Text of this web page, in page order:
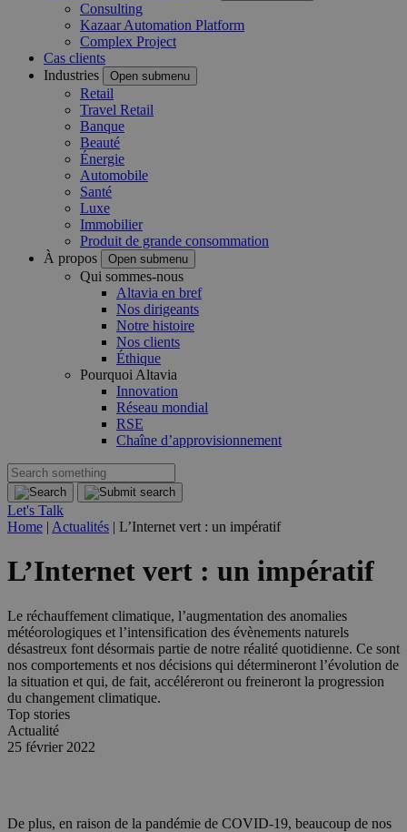
Consulting
Kazaar Automation Platform
Complex Project
Cas clients
Industries
Open submenu
Retail
Travel Retail
Banque
Beauté
Énergie
Automobile
Santé
Luxe
Immobilier
Produit de grande consommation
À propos
Open submenu
Qui sommes-nous
Altavia en bref
Nos dirigeants
Notre histoire
Nos clients
Éthique
Pourquoi Altavia
Innovation
Réseau mondial
RSE
Chaîne d’approvisionnement
Let's Talk
Home | Actualités | L’Internet vert : un impératif
L’Internet vert : un impératif
Le réchauffement climatique, l’augmentation des anomalies
météorologiques et l’intensification des évènements naturels
désastreux font désormais partie de notre réalité quotidienne. Ce sont
nos comportements et nos décisions qui détermineront l’évolution de
la situation et qui, de fait, accéléreront ou freineront la progression
du changement climatique.
Top stories
Actualité
25 février 2022
De plus, en raison de la pandémie de COVID-19, beaucoup de nos